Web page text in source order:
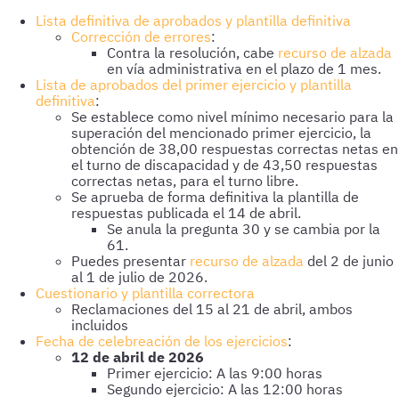
Lista definitiva de aprobados y plantilla definitiva
Corrección de errores:
Contra la resolución, cabe recurso de alzada
en vía administrativa en el plazo de 1 mes.
Lista de aprobados del primer ejercicio y plantilla
definitiva:
Se establece como nivel mínimo necesario para la
superación del mencionado primer ejercicio, la
obtención de 38,00 respuestas correctas netas en
el turno de discapacidad y de 43,50 respuestas
correctas netas, para el turno libre.
Se aprueba de forma definitiva la plantilla de
respuestas publicada el 14 de abril.
Se anula la pregunta 30 y se cambia por la
61.
Puedes presentar recurso de alzada del 2 de junio
al 1 de julio de 2026.
Cuestionario y plantilla correctora
Reclamaciones del 15 al 21 de abril, ambos
incluidos
Fecha de celebreación de los ejercicios:
12 de abril de 2026
Primer ejercicio: A las 9:00 horas
Segundo ejercicio: A las 12:00 horas